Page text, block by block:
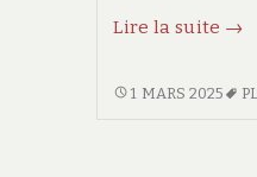
Lire la suite 10
→
10 1 MARS 2025